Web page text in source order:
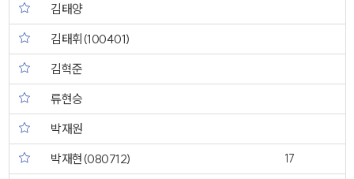
김태양
김태휘(100401)
김혁준
류현승
박재원
박재현(080712)
17